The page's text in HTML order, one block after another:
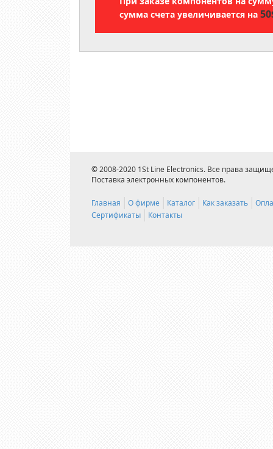
сумма счета увеличивается на
© 2008-2020 1St Line Electronics. Все права
Поставка электронных компонентов.
Главная О фирме Каталог Как заказать
Сертификаты
Контакты